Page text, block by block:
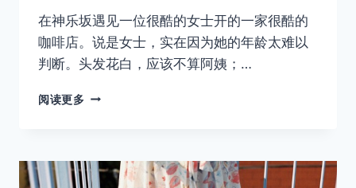
在神乐坂遇见一位很酷的女士开的一家很酷的
咖啡店。说是女士，实在因为她的年龄太难以
判断。头发花白，应该不算阿姨；…
阅读更多 久
的
相